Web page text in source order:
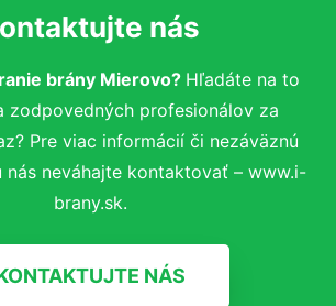
nás
brány Mierovo? Hľadáte na to
zodpovedných profesionálov za
Pre viac informácií či nezáväznú
nás neváhajte kontaktovať – www.i-
brany.sk.
NÁS